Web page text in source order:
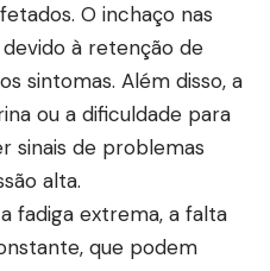
O inchaço nas
à retenção de
sintomas. Além disso, a
ou a dificuldade para
sinais de problemas
alta.
fadiga extrema, a falta
que podem